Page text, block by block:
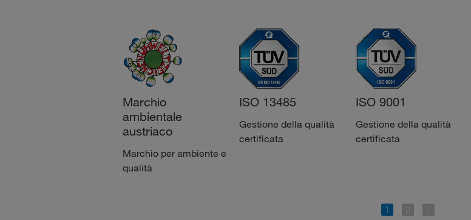
Marchio
ambientale
austriaco
Marchio per ambiente e
qualità
ISO 13485
Gestione della qualità
certificata
ISO 9001
Gestione della qualità
certificata